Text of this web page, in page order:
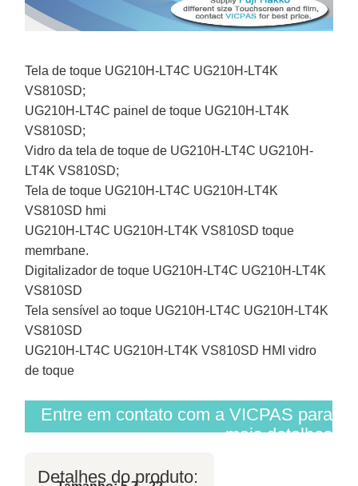
Tela de toque UG210H-LT4C UG210H-LT4K
VS810SD;
UG210H-LT4C painel de toque UG210H-LT4K
VS810SD;
Vidro da tela de toque de UG210H-LT4C UG210H-
LT4K VS810SD;
Tela de toque UG210H-LT4C UG210H-LT4K
VS810SD hmi
UG210H-LT4C UG210H-LT4K VS810SD toque
memrbane.
Digitalizador de toque UG210H-LT4C UG210H-LT4K
VS810SD
Tela sensível ao toque UG210H-LT4C UG210H-LT4K
VS810SD
UG210H-LT4C UG210H-LT4K VS810SD HMI vidro
de toque
Entre em contato com a VICPAS para
mais detalhes
Detalhes do produto: